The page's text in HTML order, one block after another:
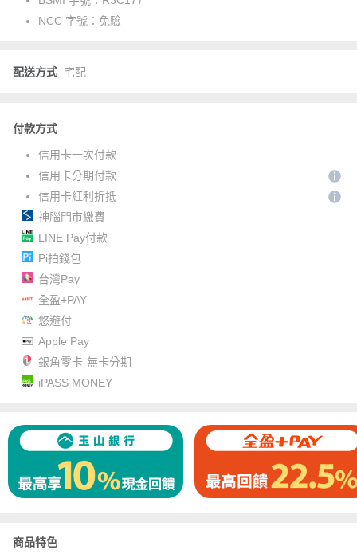
NCC 字號： 免驗
配送方式 宅配
付款方式
信用卡一次付款
信用卡分期付款
信用卡紅利折抵
神腦門市繳費
LINE Pay付款
Pi拍錢包
台灣Pay
全盈+PAY
悠遊付
Apple Pay
銀角零卡-無卡分期
iPASS MONEY
商品特色